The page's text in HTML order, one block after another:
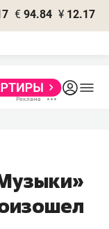
€ 94.84 ¥ 12.17